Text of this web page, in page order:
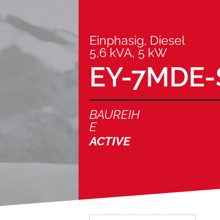
Einphasig, Diesel
5,6 kVA, 5 kW
EY-
BAUREIH
E
ACTIVE